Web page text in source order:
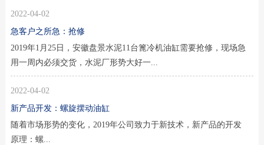
2022-04-02
急客户之所急：抢修
2019年1月25日，安徽盘景水泥11台篦冷机油缸需要抢修，现场急
用一周内必须交货，水泥厂形势大好一...
2022-04-02
新产品开发：螺旋摆动油缸
随着市场形势的变化，2019年公司致力于新技术，新产品的开发
原理：螺...